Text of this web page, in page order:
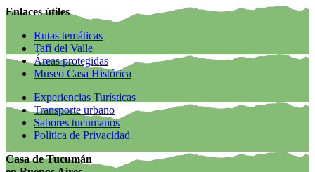
Enlaces útiles
Rutas temáticas
Tafí del Valle
Áreas protegidas
Museo Casa Histórica
Experiencias Turísticas
Transporte urbano
Sabores tucumanos
Política de Privacidad
Casa de Tucumán